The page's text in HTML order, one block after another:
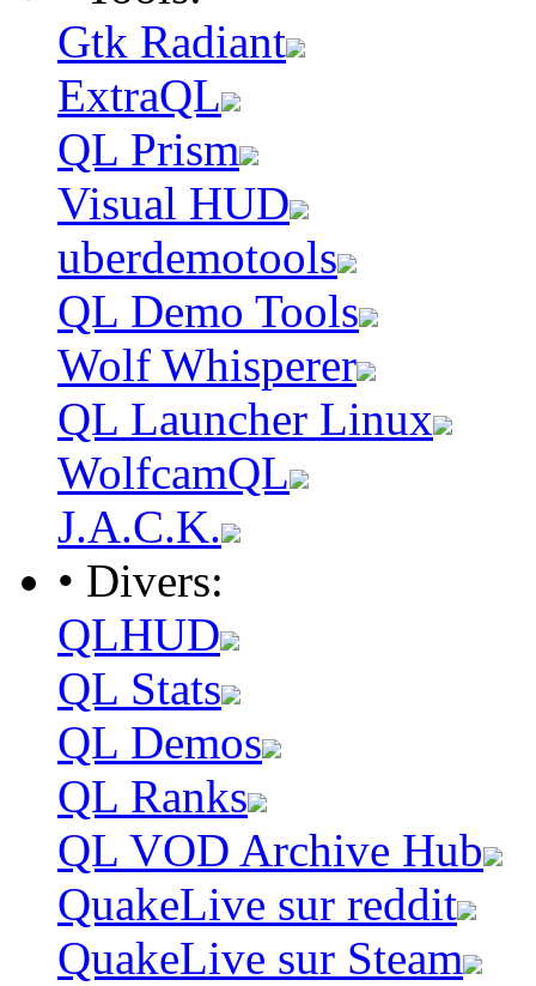
Gtk Radiant
ExtraQL
QL Prism
Visual HUD
uberdemotools
QL Demo Tools
Wolf Whisperer
QL Launcher Linux
WolfcamQL
J.A.C.K.
• Divers:
QLHUD
QL Stats
QL Demos
QL Ranks
QL VOD Archive Hub
QuakeLive sur reddit
QuakeLive sur Steam